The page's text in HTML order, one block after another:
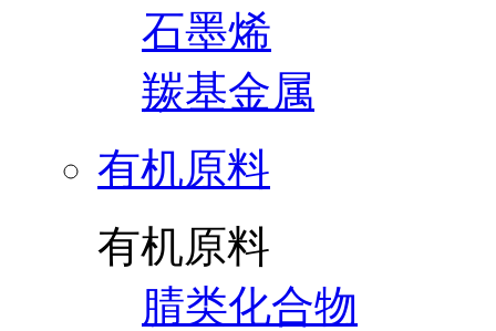
石墨烯
羰基金属
有机原料
有机原料
腈类化合物